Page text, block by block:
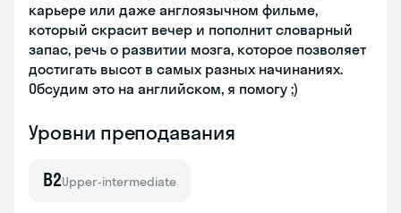
карьере или даже англоязычном фильме,
который скрасит вечер и пополнит словарный
запас, речь о развитии мозга, которое позволяет
достигать высот в самых разных начинаниях.
Обсудим это на английском, я помогу ;)
Уровни преподавания
B2Upper-intermediate